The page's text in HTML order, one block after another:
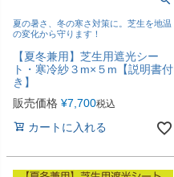
夏の暑さ、冬の寒さ対策に。芝生を地温
の変化から守ります！
【夏冬兼用】芝生用遮光シー
ト・寒冷紗３m×５m【説明書付
き】
販売価格 ¥7,700税込
カートに入れる